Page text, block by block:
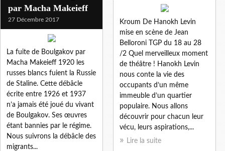
Kroum De Hanokh Levin
mise en scène de Jean
Belloroni TGP du 18 au 28
/2 Quel merveilleux moment
de théâtre ! Hanokh Levin
nous conte la vie des
occupants d’un même
immeuble d’un quartier
populaire. Nous allons
découvrir pour chacun leur
vécu, leurs aspirations,...
Lire la suite
par Macha Makeieff
27 Décembre 2017
La fuite de Boulgakov par
Macha Makeieff 1920 les
russes blancs fuient la Russie
de Staline. Cette débâcle
écrite entre 1926 et 1937
n’a jamais été joué du vivant
de Boulgakov. Ses œuvres
étant bannies par le régime.
Nous suivrons la débâcle des
migrants...